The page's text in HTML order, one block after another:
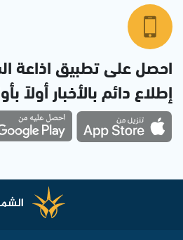
احصل على تطبيق
إطلاع دائم بالأخبار أولاً